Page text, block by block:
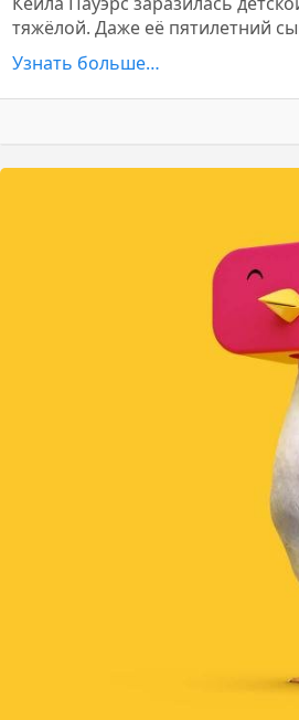
тяжёлой. Даже её пятилетний
Узнать больше…